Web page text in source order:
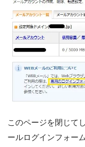
このページを閉じて
ールログインフォー